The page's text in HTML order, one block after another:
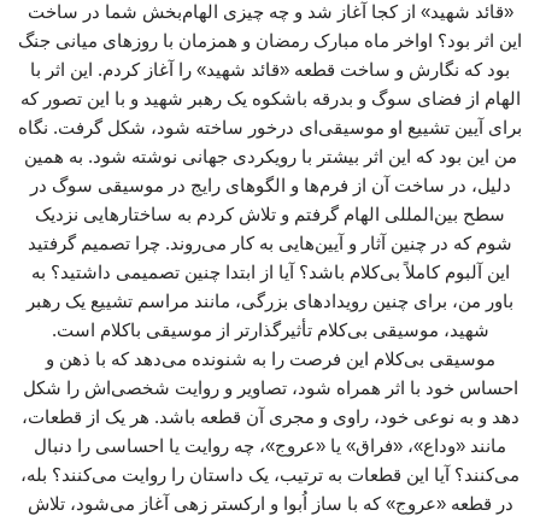
«قائد شهید» از کجا آغاز شد و چه چیزی الهام‌بخش شما در ساخت
این اثر بود؟ اواخر ماه مبارک رمضان و همزمان با روزهای میانی جنگ
بود که نگارش و ساخت قطعه «قائد شهید» را آغاز کردم. این اثر با
الهام از فضای سوگ و بدرقه باشکوه یک رهبر شهید و با این تصور که
برای آیین تشییع او موسیقی‌ای درخور ساخته شود، شکل گرفت. نگاه
من این بود که این اثر بیشتر با رویکردی جهانی نوشته شود. به همین
دلیل، در ساخت آن از فرم‌ها و الگوهای رایج در موسیقی سوگ در
سطح بین‌المللی الهام گرفتم و تلاش کردم به ساختارهایی نزدیک
شوم که در چنین آثار و آیین‌هایی به کار می‌روند. چرا تصمیم گرفتید
این آلبوم کاملاً بی‌کلام باشد؟ آیا از ابتدا چنین تصمیمی داشتید؟ به
باور من، برای چنین رویدادهای بزرگی، مانند مراسم تشییع یک رهبر
شهید، موسیقی بی‌کلام تأثیرگذارتر از موسیقی باکلام است.
موسیقی بی‌کلام این فرصت را به شنونده می‌دهد که با ذهن و
احساس خود با اثر همراه شود، تصاویر و روایت شخصی‌اش را شکل
دهد و به نوعی خود، راوی و مجری آن قطعه باشد. هر یک از قطعات،
مانند «وداع»، «فراق» یا «عروج»، چه روایت یا احساسی را دنبال
می‌کنند؟ آیا این قطعات به ترتیب، یک داستان را روایت می‌کنند؟ بله،
در قطعه «عروج» که با ساز اُبوا و ارکستر زهی آغاز می‌شود، تلاش